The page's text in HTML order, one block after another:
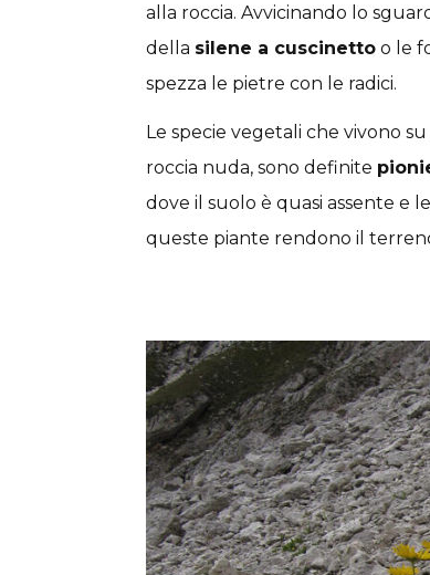
alla roccia. Avvicinando lo
della silene a cuscinetto o le
spezza le pietre con le radici.
Le specie vegetali che vivono
roccia nuda, sono definite
dove il suolo è quasi assente e
queste piante rendono il